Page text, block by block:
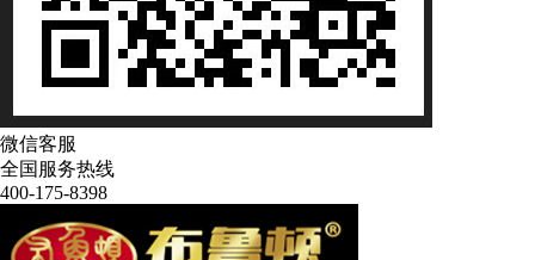
微信客服
全国服务热线
400-175-8398